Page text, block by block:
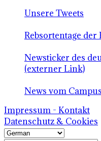
Unsere Tweets
Rebsortentage der
Newsticker des
(externer Link)
News vom
Impressum - Kontakt
Datenschutz & Cookies